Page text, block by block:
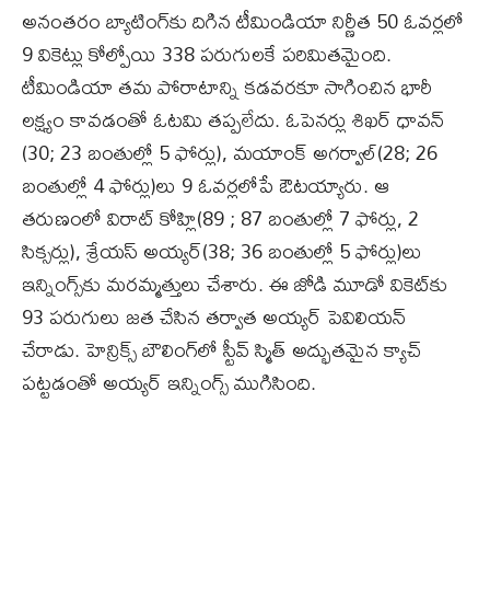
అనంతరం బ్యాటింగ్‌కు దిగిన టీమిండియా నిర్ణీత 50 ఓవర్లలో
9 వికెట్లు కోల్పోయి 338 పరుగులకే పరిమితమైంది.
టీమిండియా తమ పోరాటాన్ని కడవరకూ సాగించిన భారీ
లక్ష్యం కావడంతో ఓటమి తప్పలేదు. ఓపెనర్లు శిఖర్‌ ధావన్‌
(30; 23 బంతుల్లో 5 ఫోర్లు), మయాంక్‌ అగర్వాల్‌(28; 26
బంతుల్లో 4 ఫోర్లు)లు 9 ఓవర్లలోపే ఔటయ్యారు. ఆ
తరుణంలో విరాట్‌ కోహ్లి(89 ; 87 బంతుల్లో 7 ఫోర్లు, 2
సిక్సర్లు), శ్రేయస్‌ అయ్యర్‌(38; 36 బంతుల్లో 5 ఫోర్లు)లు
ఇన్నింగ్స్‌కు మరమ్మత్తులు చేశారు. ఈ జోడి మూడో వికెట్‌కు
93 పరుగులు జత చేసిన తర్వాత అయ్యర్‌ పెవిలియన్‌
చేరాడు. హెన్రిక్స్‌ బౌలింగ్‌లో స్టీవ్‌ స్మిత్‌ అద్భుతమైన క్యాచ్‌
పట్టడంతో అయ్యర్‌ ఇన్నింగ్స్‌ ముగిసింది.